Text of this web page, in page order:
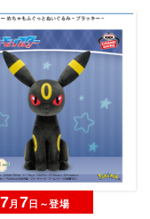
7月 7日～登場